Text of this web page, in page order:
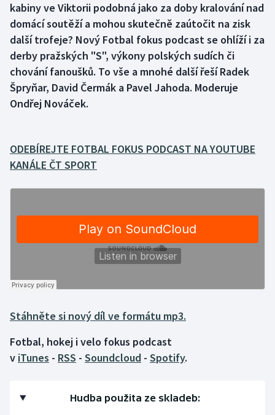
Dostihy
Florbal
Futsal
Golf
Házená
Lezení
Lyže a snowboard
Moderní pětiboj
Olympijské hry
kabiny ve Viktorii podobná jako za doby kralování nad
domácí soutěží a mohou skutečně zaútočit na zisk
další trofeje? Nový Fotbal fokus podcast se ohlíží i za
derby pražských "S", výkony polských sudích či
chování fanoušků. To vše a mnohé další řeší Radek
Špryňar, David Čermák a Pavel Jahoda. Moderuje
Ondřej Nováček.
ODEBÍREJTE FOTBAL FOKUS PODCAST NA YOUTUBE
KANÁLE ČT SPORT
Stáhněte si nový díl ve formátu mp3.
Fotbal, hokej i velo fokus podcast
v iTunes - RSS - Soundcloud - Spotify.
Hudba použita ze skladeb: